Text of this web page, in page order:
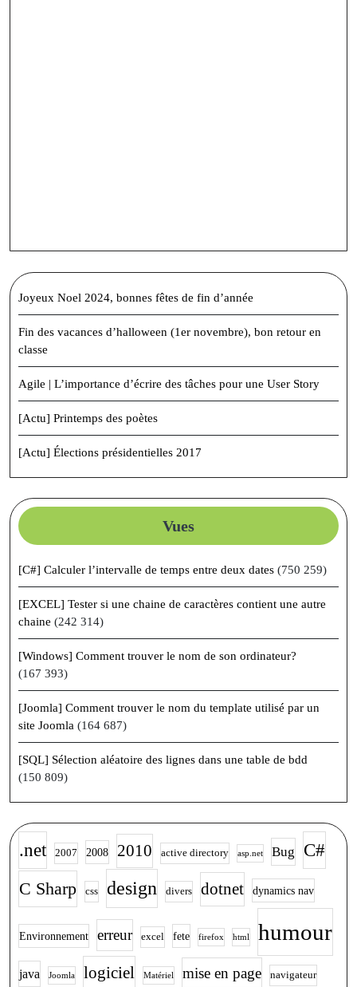
Joyeux Noel 2024, bonnes fêtes de fin d’année
Fin des vacances d’halloween (1er novembre), bon retour en
classe
Agile | L’importance d’écrire des tâches pour une User Story
[Actu] Printemps des poètes
[Actu] Élections présidentielles 2017
Vues
[C#] Calculer l’intervalle de temps entre deux dates (750 259)
[EXCEL] Tester si une chaine de caractères contient une autre
chaine (242 314)
[Windows] Comment trouver le nom de son ordinateur?
(167 393)
[Joomla] Comment trouver le nom du template utilisé par un
site Joomla (164 687)
[SQL] Sélection aléatoire des lignes dans une table de bdd
(150 809)
.net 2007 2008 2010 active directory asp.net Bug
C#
C Sharp
css design divers dotnet dynamics nav
Environnement erreur excel fete firefox html humour
java Joomla logiciel Matériel mise en page navigateur